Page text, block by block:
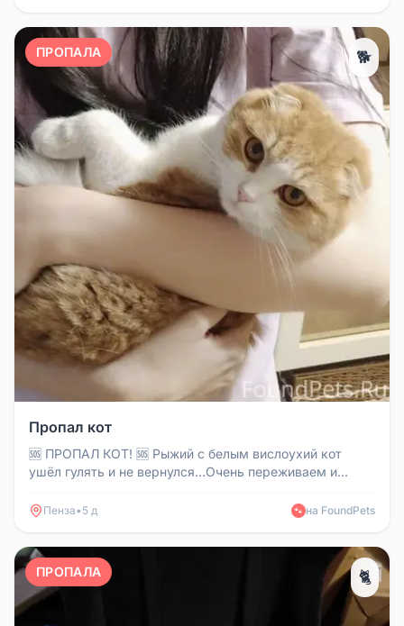
ПРОПАЛА 🐕
Пропал кот
🆘 ПРОПАЛ КОТ! 🆘 Рыжий с белым вислоухий кот
ушёл гулять и не вернулся…Очень переживаем и
Пенза• 5 д 🐾 на FoundPets
ПРОПАЛА 🐈